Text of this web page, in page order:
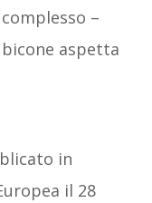
–
aspetta
in
il 28